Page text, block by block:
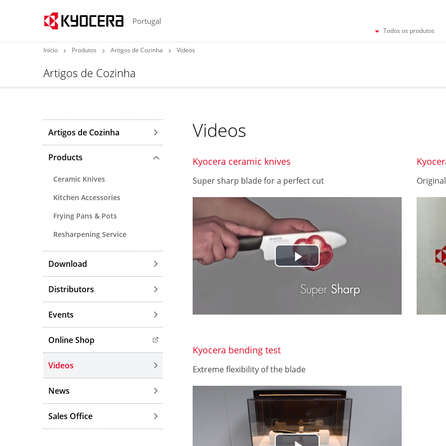
Portugal
Todos os produtos
Início Produtos Artigos de Cozinha Videos
Artigos de Cozinha
Videos
Kyocera ceramic knives
Super sharp blade for a perfect cut
P
a
d
e
Kyocera bending test
Extreme flexibility of the blade
Artigos de Cozinha
Products
Ceramic Knives
Kitchen Accessories
Frying Pans & Pots
Resharpening Service
Download
Distributors
Events
Online Shop
Videos
News
Sales Office